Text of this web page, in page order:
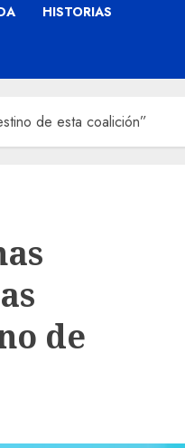
HISTORIAS
de esta coalición”
de